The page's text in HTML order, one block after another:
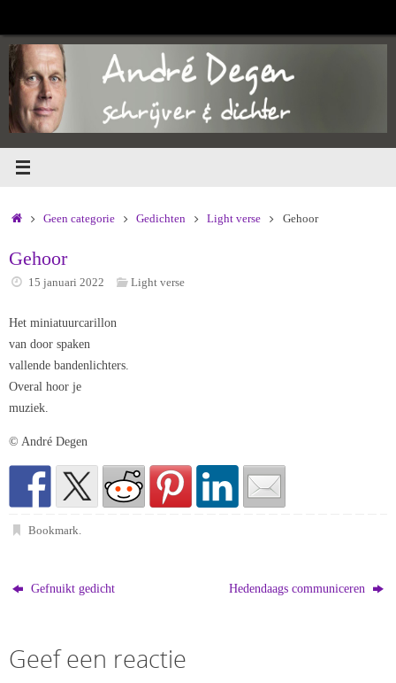
de
inhoud
HomeGeen categorie Gedichten Light verse Gehoor
Gehoor
15 januari 2022 Light verse
Het miniatuurcarillon
van door spaken
vallende bandenlichters.
Overal hoor je
muziek.
© André Degen
Bookmark.
Gefnuikt gedicht Hedendaags communiceren
Geef een reactie